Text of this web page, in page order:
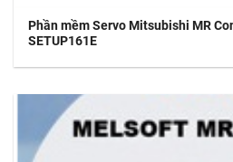
Phần mềm Servo Mitsubishi MR
SETUP161E